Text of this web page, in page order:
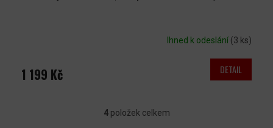
Ihned k odeslání (3 ks)
1 199 Kč DETAIL
4položek celkem